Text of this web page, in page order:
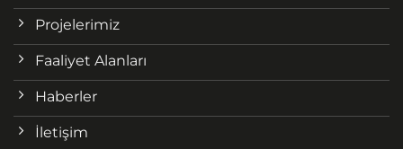
Projelerimiz
Faaliyet Alanları
Haberler
İletişim